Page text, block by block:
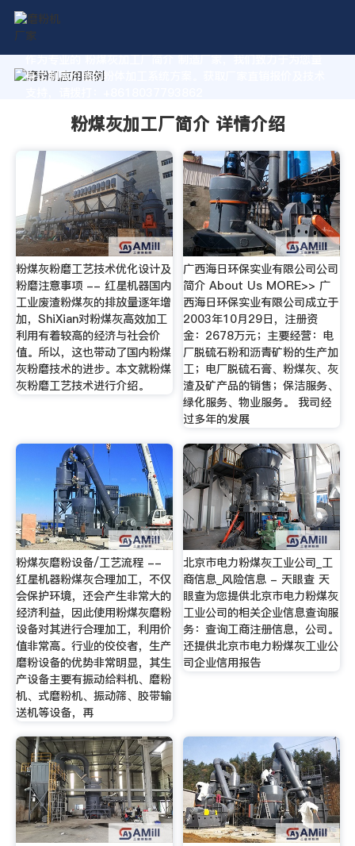
作为专业的 粉煤灰加工厂简介 制造厂家，我们致力于为您量
身定制高价值的粉体加工系统方案。获取厂家直销报价及技术
粉煤灰加工厂简介 详情介绍
粉煤灰粉磨工艺技术优化设计及
粉磨注意事项 -- 红星机器国内
工业废渣粉煤灰的排放量逐年增
加，ShiXian对粉煤灰高效加工
利用有着较高的经济与社会价
值。所以，这也带动了国内粉煤
灰粉磨技术的进步。本文就粉煤
灰粉磨工艺技术进行介绍。
广西海日环保实业有限公司公司
简介 About Us MORE>> 广
西海日环保实业有限公司成立于
2003年10月29日，注册资
金：2678万元；主要经营：电
厂脱硫石粉和沥青矿粉的生产加
工；电厂脱硫石膏、粉煤灰、灰
渣及矿产品的销售；保洁服务、
绿化服务、物业服务。 我司经
过多年的发展
粉煤灰磨粉设备/工艺流程 --
红星机器粉煤灰合理加工，不仅
会保护环境，还会产生非常大的
经济利益，因此使用粉煤灰磨粉
设备对其进行合理加工，利用价
值非常高。行业的佼佼者，生产
磨粉设备的优势非常明显，其生
产设备主要有振动给料机、磨粉
机、式磨粉机、振动筛、胶带输
送机等设备，再
北京市电力粉煤灰工业公司_工
商信息_风险信息 - 天眼查 天
眼查为您提供北京市电力粉煤灰
工业公司的相关企业信息查询服
务：查询工商注册信息，公司。
还提供北京市电力粉煤灰工业公
司企业信用报告